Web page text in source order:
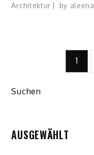
Architektur by aleena
pagination
1
Suchen
AUSGEWÄHLT